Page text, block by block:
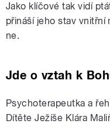
Jako klíčové tak vidí
přináší jeho stav
ne.
Jde o vztah k
Psychoterapeutka a
Dítěte Ježíše Klára